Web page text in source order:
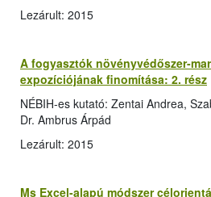
Lezárult: 2015
A fogyasztók növényvédőszer-
expozíciójának finomítása: 2. rész
NÉBIH-es kutató: Zentai Andrea,
Dr. Ambrus Árpád
Lezárult: 2015
Ms Excel-alapú módszer